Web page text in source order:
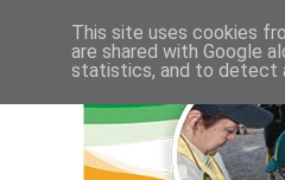
This site uses cookies
are shared with Google
statistics, and to detect